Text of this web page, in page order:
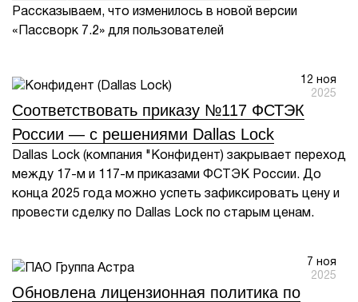
Рассказываем, что изменилось в новой версии
«Пассворк 7.2» для пользователей
12 ноя
2025
Соответствовать приказу №117 ФСТЭК
России — с решениями Dallas Lock
Dallas Lock (компания "Конфидент) закрывает переход
между 17-м и 117-м приказами ФСТЭК России. До
конца 2025 года можно успеть зафиксировать цену и
провести сделку по Dallas Lock по старым ценам.
7 ноя
2025
Обновлена лицензионная политика по